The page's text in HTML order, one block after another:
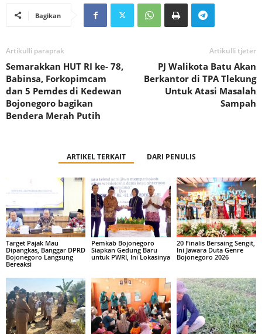
Bagikan
Artikulli paraprak
Semarakkan HUT RI ke- 78,
Babinsa, Forkopimcam
dan 5 Pemdes di Kedewan
Bojonegoro bagikan
Bendera Merah Putih
Artikulli tjetër
PJ Walikota Batu Akan
Berkantor di TPA Tlekung
Untuk Atasi Masalah
Sampah
ARTIKEL TERKAIT DARI PENULIS
Target Pajak Mau
Dipangkas, Banggar DPRD
Bojonegoro Langsung
Bereaksi
Pemkab Bojonegoro
Siapkan Gedung Baru
untuk PWRI, Ini Lokasinya
20 Finalis Bersaing Sengit,
Ini Jawara Duta Genre
Bojonegoro 2026